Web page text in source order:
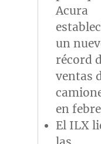
Acura
un
récord
ventas
en
El ILX